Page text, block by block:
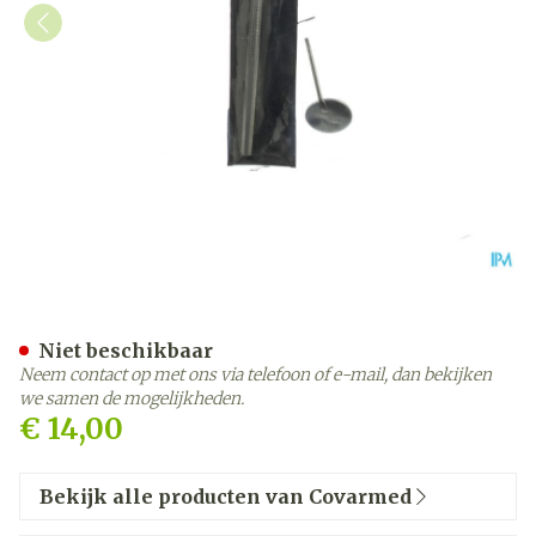
€ 14,00
Niet beschikbaar
Neem contact op met ons via telefoon of e-mail, dan bekijken
we samen de mogelijkheden.
Bekijk alle producten van Covarmed